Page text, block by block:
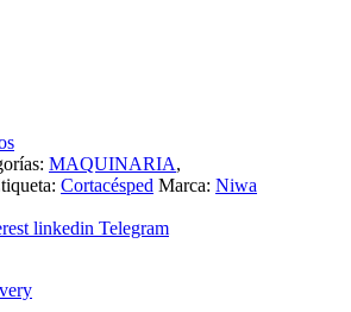
MAQUINARIA,
Cortacésped Marca: Niwa
linkedin Telegram